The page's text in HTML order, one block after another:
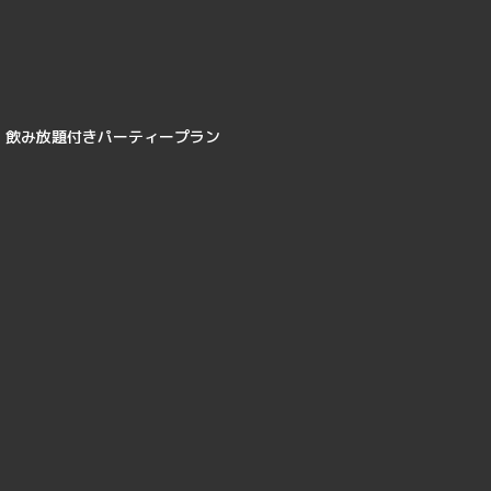
飲み放題付きパーティープラン